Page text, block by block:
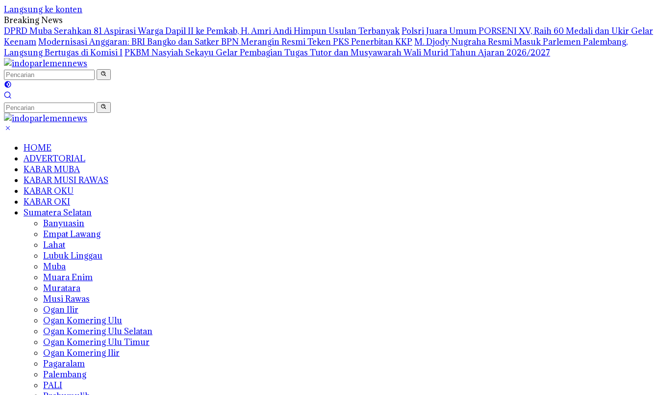
Langsung ke konten
Breaking News
DPRD Muba Serahkan 81 Aspirasi Warga Dapil II ke Pemkab, H. Amri Andi Himpun Usulan TerbanyakPolsri Juara Umum PORSENI XV, Raih 60 Medali dan Ukir Gelar
KeenamModernisasi Anggaran: BRI Bangko dan Satker BPN Merangin Resmi Teken PKS Penerbitan KKP M. Djody Nugraha Resmi Masuk Parlemen Palembang,
Langsung Bertugas di Komisi I PKBM Nasyiah Sekayu Gelar Pembagian Tugas Tutor dan Musyawarah Wali Murid Tahun Ajaran 2026/2027
HOME
ADVERTORIAL
KABAR MUBA
KABAR MUSI RAWAS
KABAR OKU
KABAR OKI
Sumatera Selatan
Banyuasin
Empat Lawang
Lahat
Lubuk Linggau
Muba
Muara Enim
Muratara
Musi Rawas
Ogan Ilir
Ogan Komering Ulu
Ogan Komering Ulu Selatan
Ogan Komering Ulu Timur
Ogan Komering Ilir
Pagaralam
Palembang
PALI